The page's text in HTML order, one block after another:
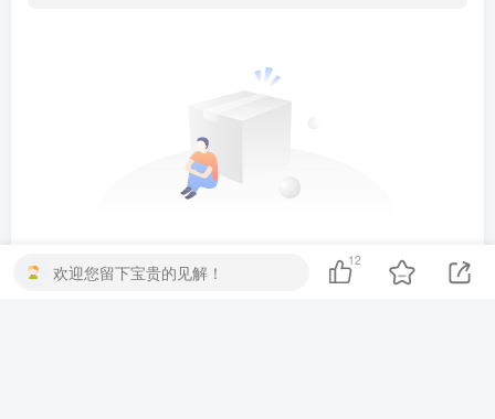
欢迎您留下宝贵的见解！
12